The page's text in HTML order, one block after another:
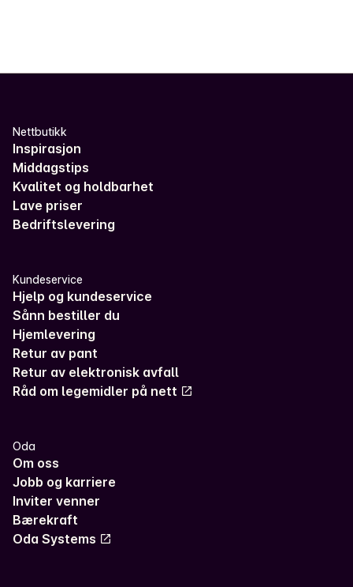
Nettbutikk
Inspirasjon
Middagstips
Kvalitet og holdbarhet
Lave priser
Bedriftslevering
Kundeservice
Hjelp og kundeservice
Sånn bestiller du
Hjemlevering
Retur av pant
Retur av elektronisk avfall
Råd om legemidler på nett
Oda
Om oss
Jobb og karriere
Inviter venner
Bærekraft
Oda Systems